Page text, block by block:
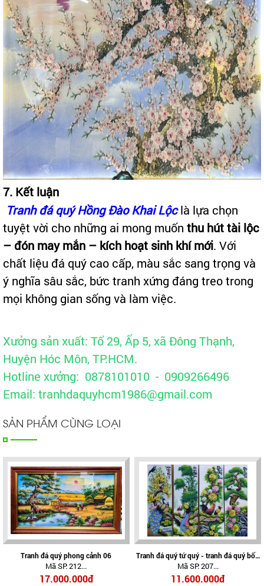
7. Kết luận
Tranh đá quý Hồng Đào Khai Lộclà lựa chọn
tuyệt vời cho những ai mong muốn thu hút tài lộc
– đón may mắn – kích hoạt sinh khí mới. Với
chất liệu đá quý cao cấp, màu sắc sang trọng và
ý nghĩa sâu sắc, bức tranh xứng đáng treo trong
mọi không gian sống và làm việc.
Xưởng sản xuất: Tổ 29, Ấp 5, xã Đông Thạnh,
Huyện Hóc Môn, TP.HCM.
Hotline xưởng: 0878101010 - 0909266496
Email: tranhdaquyhcm1986@gmail.com
SẢN PHẨM CÙNG LOẠI
Tranh đá quý phong cảnh 06
Mã SP: 212...
17.000.000đ
Tranh đá quý tứ quý - tranh đá quý bốn
mùa
Mã SP: 207...
11.600.000đ